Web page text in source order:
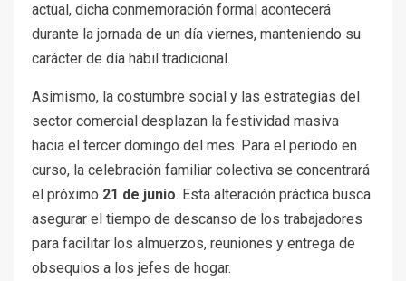
actual, dicha conmemoración formal acontecerá
durante la jornada de un día viernes, manteniendo su
carácter de día hábil tradicional.
Asimismo, la costumbre social y las estrategias del
sector comercial desplazan la festividad masiva
hacia el tercer domingo del mes. Para el periodo en
curso, la celebración familiar colectiva se concentrará
el próximo 21 de junio. Esta alteración práctica busca
asegurar el tiempo de descanso de los trabajadores
para facilitar los almuerzos, reuniones y entrega de
obsequios a los jefes de hogar.